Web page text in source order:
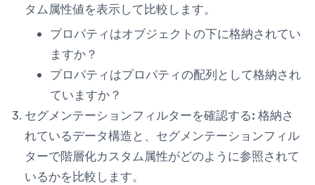
タム属性値を表示して比較します。
プロパティはオブジェクトの下に格納されてい
ますか？
プロパティはプロパティの配列として格納され
ていますか？
セグメンテーションフィルターを確認する: 格納さ
れているデータ構造と、セグメンテーションフィル
ターで階層化カスタム属性がどのように参照されて
いるかを比較します。